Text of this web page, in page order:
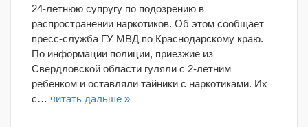
24-летнюю супругу по подозрению в
распространении наркотиков. Об этом сообщает
пресс-служба ГУ МВД по Краснодарскому краю.
По информации полиции, приезжие из
Свердловской области гуляли с 2-летним
ребенком и оставляли тайники с наркотиками. Их
с… читать дальше »